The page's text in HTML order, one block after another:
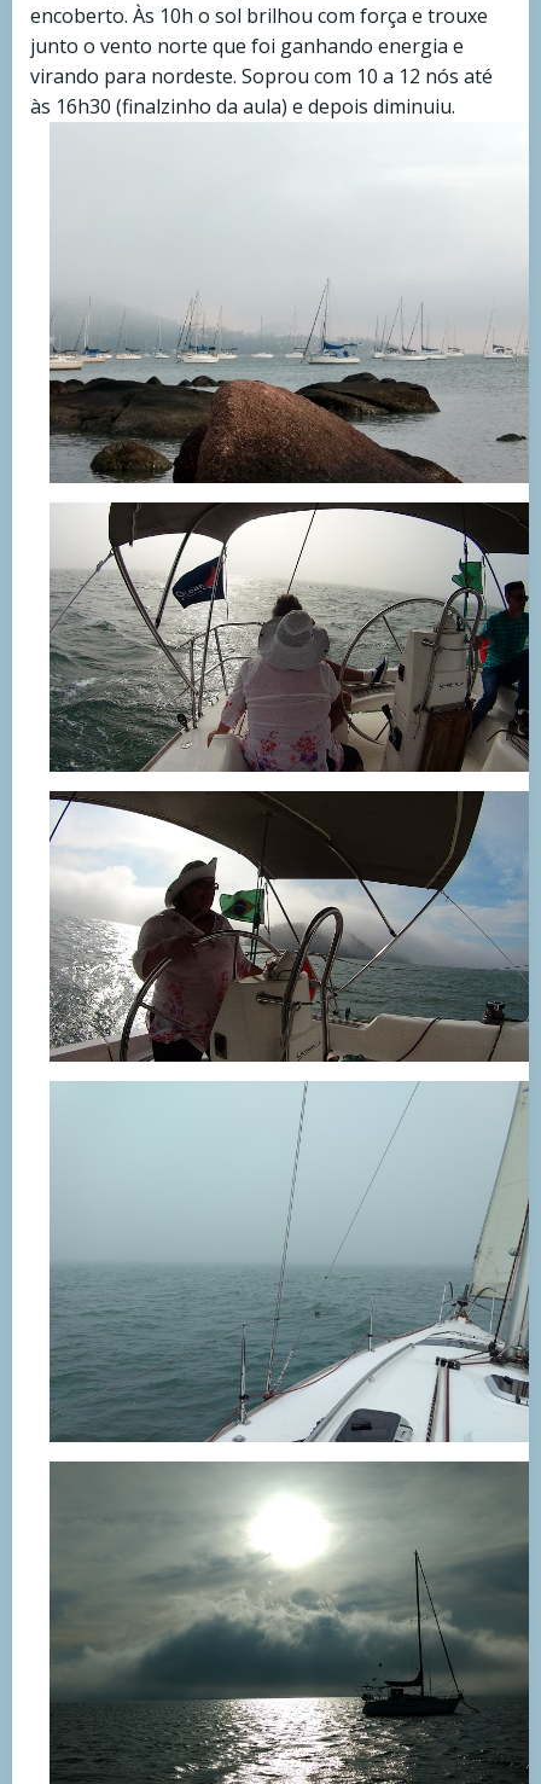
encoberto. Às 10h o sol brilhou com força e trouxe
junto o vento norte que foi ganhando energia e
virando para nordeste. Soprou com 10 a 12 nós até
às 16h30 (finalzinho da aula) e depois diminuiu.